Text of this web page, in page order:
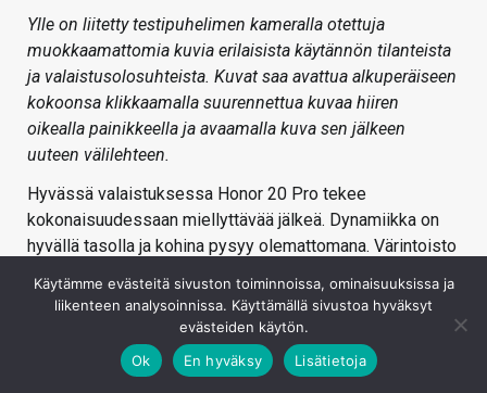
Ylle on liitetty testipuhelimen kameralla otettuja
muokkaamattomia kuvia erilaisista käytännön tilanteista
ja valaistusolosuhteista. Kuvat saa avattua alkuperäiseen
kokoonsa klikkaamalla suurennettua kuvaa hiiren
oikealla painikkeella ja avaamalla kuva sen jälkeen
uuteen välilehteen.
Hyvässä valaistuksessa Honor 20 Pro tekee
kokonaisuudessaan miellyttävää jälkeä. Dynamiikka on
hyvällä tasolla ja kohina pysyy olemattomana. Värintoisto
terävyydessä tai yksityiskohdissa ei ole kokonaisuutena
katsottaessa valittamista, mutta pikselitasolle
mentäessä yksityiskohdat ovat paikoin hieman
pehmentyneitä ja suttaantuneita. Paikoin pientä
Käytämme evästeitä sivuston toiminnoissa, ominaisuuksissa ja
liikenteen analysoinnissa. Käyttämällä sivustoa hyväksyt
evästeiden käytön.
Ok
En hyväksy Lisätietoja